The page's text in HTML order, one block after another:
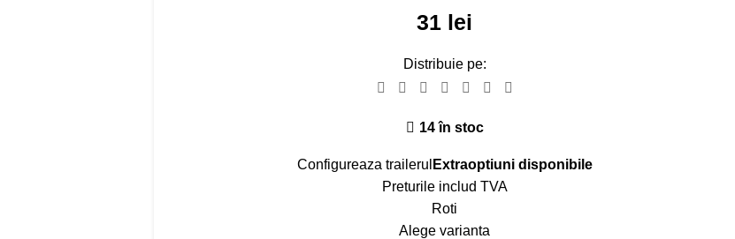
31 lei
Distribuie pe:
14 în stoc
Configureaza trailerul Extraoptiuni disponibile
Preturile includ TVA
Roti
Alege varianta